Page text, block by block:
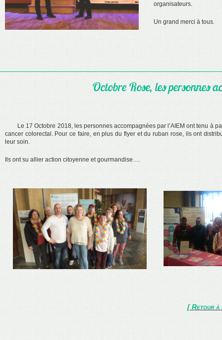
organisateurs.
Un grand merci à tous.
Octobre Rose, les personnes
Le 17 Octobre 2018, les personnes accompagnées par l’AIEM ont tenu à
cancer colorectal. Pour ce faire, en plus du flyer et du ruban rose, ils ont
leur soin.
Ils ont su allier action citoyenne et gourmandise….
[ Retour à